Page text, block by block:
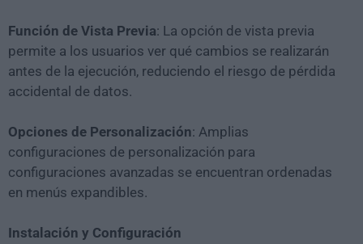
Función de Vista Previa: La opción de vista previa
permite a los usuarios ver qué cambios se realizarán
antes de la ejecución, reduciendo el riesgo de pérdida
accidental de datos.
Opciones de Personalización: Amplias
configuraciones de personalización para
configuraciones avanzadas se encuentran ordenadas
en menús expandibles.
Instalación y Configuración